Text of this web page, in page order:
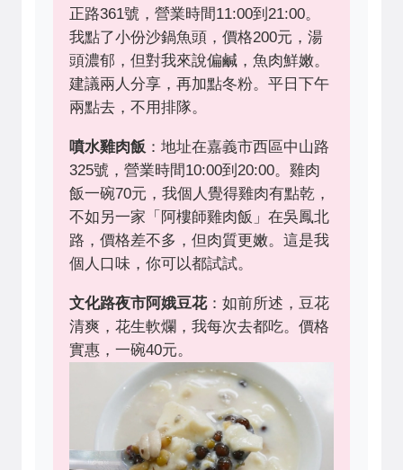
正路361號，營業時間11:00到21:00。
我點了小份沙鍋魚頭，價格200元，湯
頭濃郁，但對我來說偏鹹，魚肉鮮嫩。
建議兩人分享，再加點冬粉。平日下午
兩點去，不用排隊。
噴水雞肉飯 ：地址在嘉義市西區中山路
325號，營業時間10:00到20:00。雞肉
飯一碗70元，我個人覺得雞肉有點乾，
不如另一家「阿樓師雞肉飯」在吳鳳北
路，價格差不多，但肉質更嫩。這是我
個人口味，你可以都試試。
文化路夜市阿娥豆花：如前所述，豆花
清爽，花生軟爛，我每次去都吃。價格
實惠，一碗40元。